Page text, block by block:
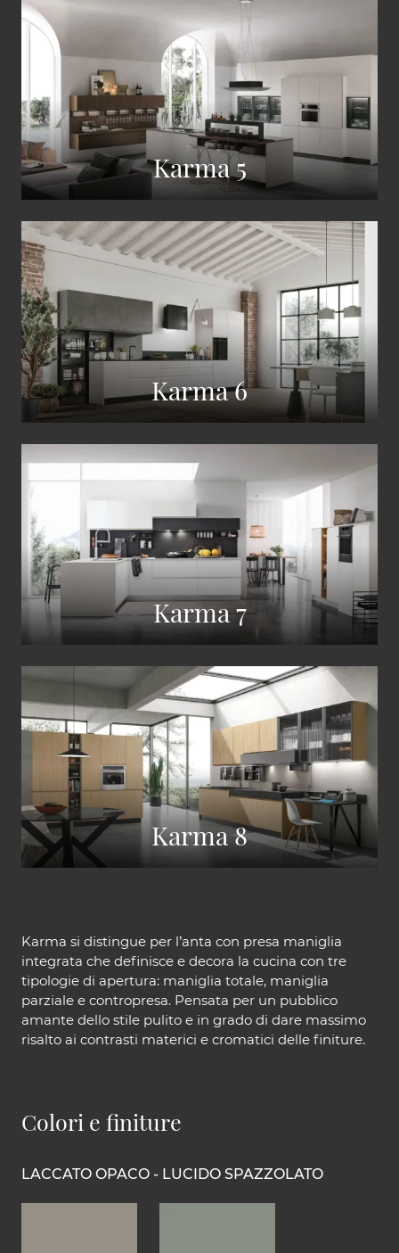
Karma 5
Karma 6
Karma 7
Karma 8
Karma si distingue per l’anta con presa maniglia
integrata che definisce e decora la cucina con tre
tipologie di apertura: maniglia totale, maniglia
parziale e contropresa. Pensata per un pubblico
amante dello stile pulito e in grado di dare massimo
risalto ai contrasti materici e cromatici delle finiture.
Colori e finiture
LACCATO OPACO - LUCIDO SPAZZOLATO